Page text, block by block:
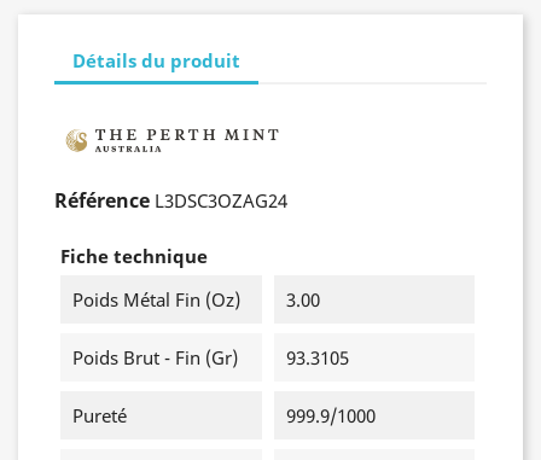
Détails du produit
Référence L3DSC3OZAG24
Fiche technique
Poids Métal Fin (oz)
3.00
Poids Brut - Fin (gr) 93.3105
Pureté 999.9/1000